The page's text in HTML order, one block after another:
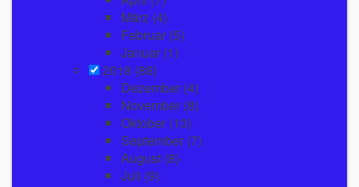
März (4)
Februar (5)
Januar (1)
2018 (88)
Dezember (4)
November (8)
Oktober (13)
September (7)
August (8)
Juli (9)